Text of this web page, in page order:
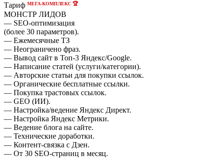
Тариф МЕГА-КОМПЛЕКС 🏆
МОНСТР ЛИДОВ
— SEO-оптимизация
(более 30 параметров).
— Ежемесячные ТЗ
— Неограничено фраз.
— Вывод сайт в Топ-3 Яндекс/Google.
— Написание статей (услуги/категории).
— Авторские статьи для покупки ссылок.
— Органические бесплатные ссылки.
— Покупка трастовых ссылок.
— GEO (ИИ).
— Настройка/ведение Яндекс Директ.
— Настройка Яндекс Метрики.
— Ведение блога на сайте.
— Технические доработки.
— Контент-связка с Дзен.
— От 30 SEO-страниц в месяц.